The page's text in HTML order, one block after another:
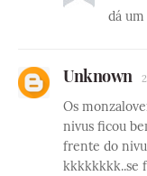
dá
Unknown
Os
nivus ficou
frente do
kkkkkkkk..se